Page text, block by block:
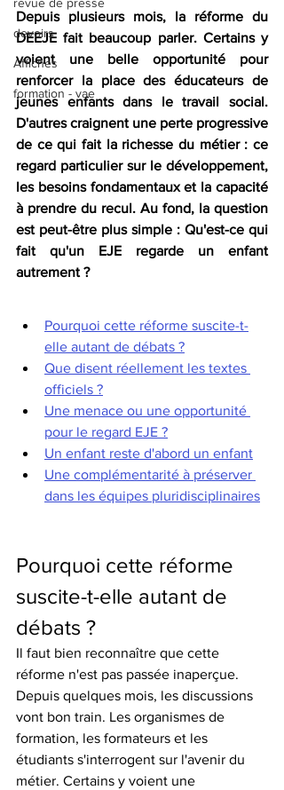
devoirs
Affiches
formation - vae
Depuis plusieurs mois, la réforme du
DEEJE fait beaucoup parler. Certains y
voient une belle opportunité pour
renforcer la place des éducateurs de
jeunes enfants dans le travail social.
D'autres craignent une perte progressive
de ce qui fait la richesse du métier : ce
regard particulier sur le développement,
les besoins fondamentaux et la capacité
à prendre du recul. Au fond, la question
est peut-être plus simple : Qu'est-ce qui
fait qu'un EJE regarde un enfant
autrement ?
Pourquoi cette réforme suscite-t-
elle autant de débats ?
Que disent réellement les textes
officiels ?
Une menace ou une opportunité
pour le regard EJE ?
Un enfant reste d'abord un enfant
Une complémentarité à préserver
dans les équipes pluridisciplinaires
Pourquoi cette réforme
suscite-t-elle autant de
débats ?
Il faut bien reconnaître que cette
réforme n'est pas passée inaperçue.
Depuis quelques mois, les discussions
vont bon train. Les organismes de
formation, les formateurs et les
étudiants s'interrogent sur l'avenir du
métier. Certains y voient une